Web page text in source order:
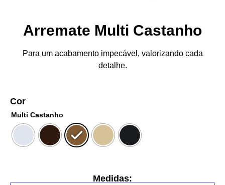
Arremate Multi Castanho
Para um acabamento impecável, valorizando cada
detalhe.
Cor
Multi Castanho
Medidas: